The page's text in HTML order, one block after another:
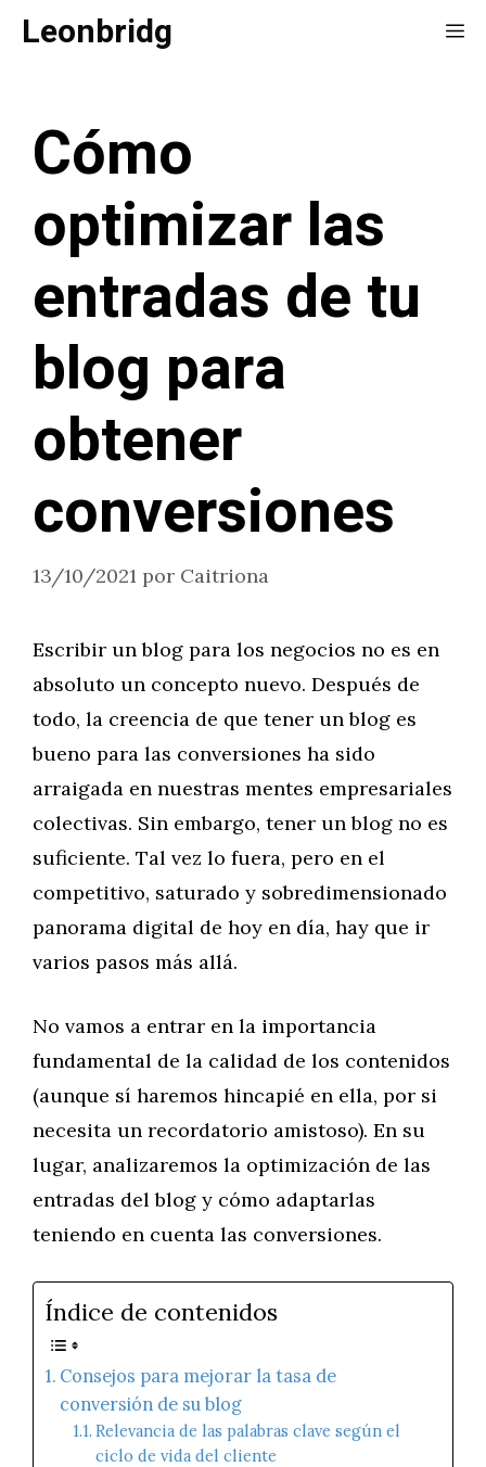
SaltarLeonbridg
Cómo
optimizar las
entradas de tu
blog para
obtener
conversiones
13/10/2021 por Caitriona
Escribir un blog para los negocios no es en
absoluto un concepto nuevo. Después de
todo, la creencia de que tener un blog es
bueno para las conversiones ha sido
arraigada en nuestras mentes empresariales
colectivas. Sin embargo, tener un blog no es
suficiente. Tal vez lo fuera, pero en el
competitivo, saturado y sobredimensionado
panorama digital de hoy en día, hay que ir
varios pasos más allá.
No vamos a entrar en la importancia
fundamental de la calidad de los contenidos
(aunque sí haremos hincapié en ella, por si
necesita un recordatorio amistoso). En su
lugar, analizaremos la optimización de las
entradas del blog y cómo adaptarlas
teniendo en cuenta las conversiones.
Índice de contenidos
Consejos para mejorar la tasa de
conversión de su blog
Relevancia de las palabras clave según el
ciclo de vida del cliente